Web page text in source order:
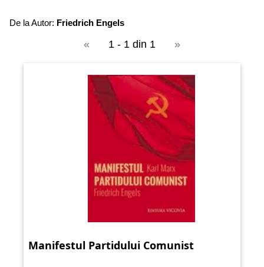
De la Autor: Friedrich Engels
« 1 - 1 din 1 »
Manifestul Partidului Comunist